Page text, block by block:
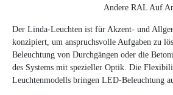
Andere RAL Auf
Der Linda-Leuchten ist für Akzent- und
konzipiert, um anspruchsvolle Aufgaben zu
Beleuchtung von Durchgängen oder die
des Systems mit spezieller Optik. Die
Leuchtenmodells bringen LED-Beleuchtung